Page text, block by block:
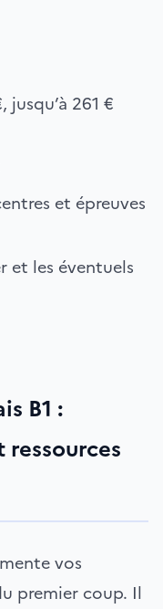
jusqu’à 261 €
et épreuves
et les éventuels
B1 :
vos
premier coup. Il